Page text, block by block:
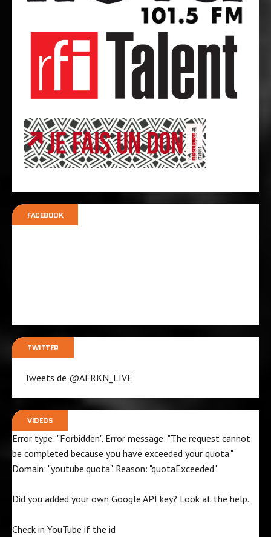
FACEBOOK
TWITTER
Tweets de @AFRKN_LIVE
VIDEOS
Error type: "Forbidden". Error message: "The request cannot
be completed because you have exceeded your quota."
Domain: "youtube.quota". Reason: "quotaExceeded".
Did you added your own Google API key? Look at the help.
Check in YouTube if the id